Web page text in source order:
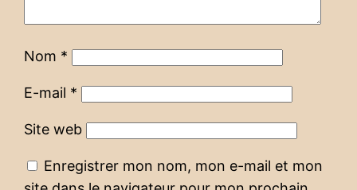
Nom *
E-mail *
Site web
Enregistrer mon nom, mon e-mail et mon